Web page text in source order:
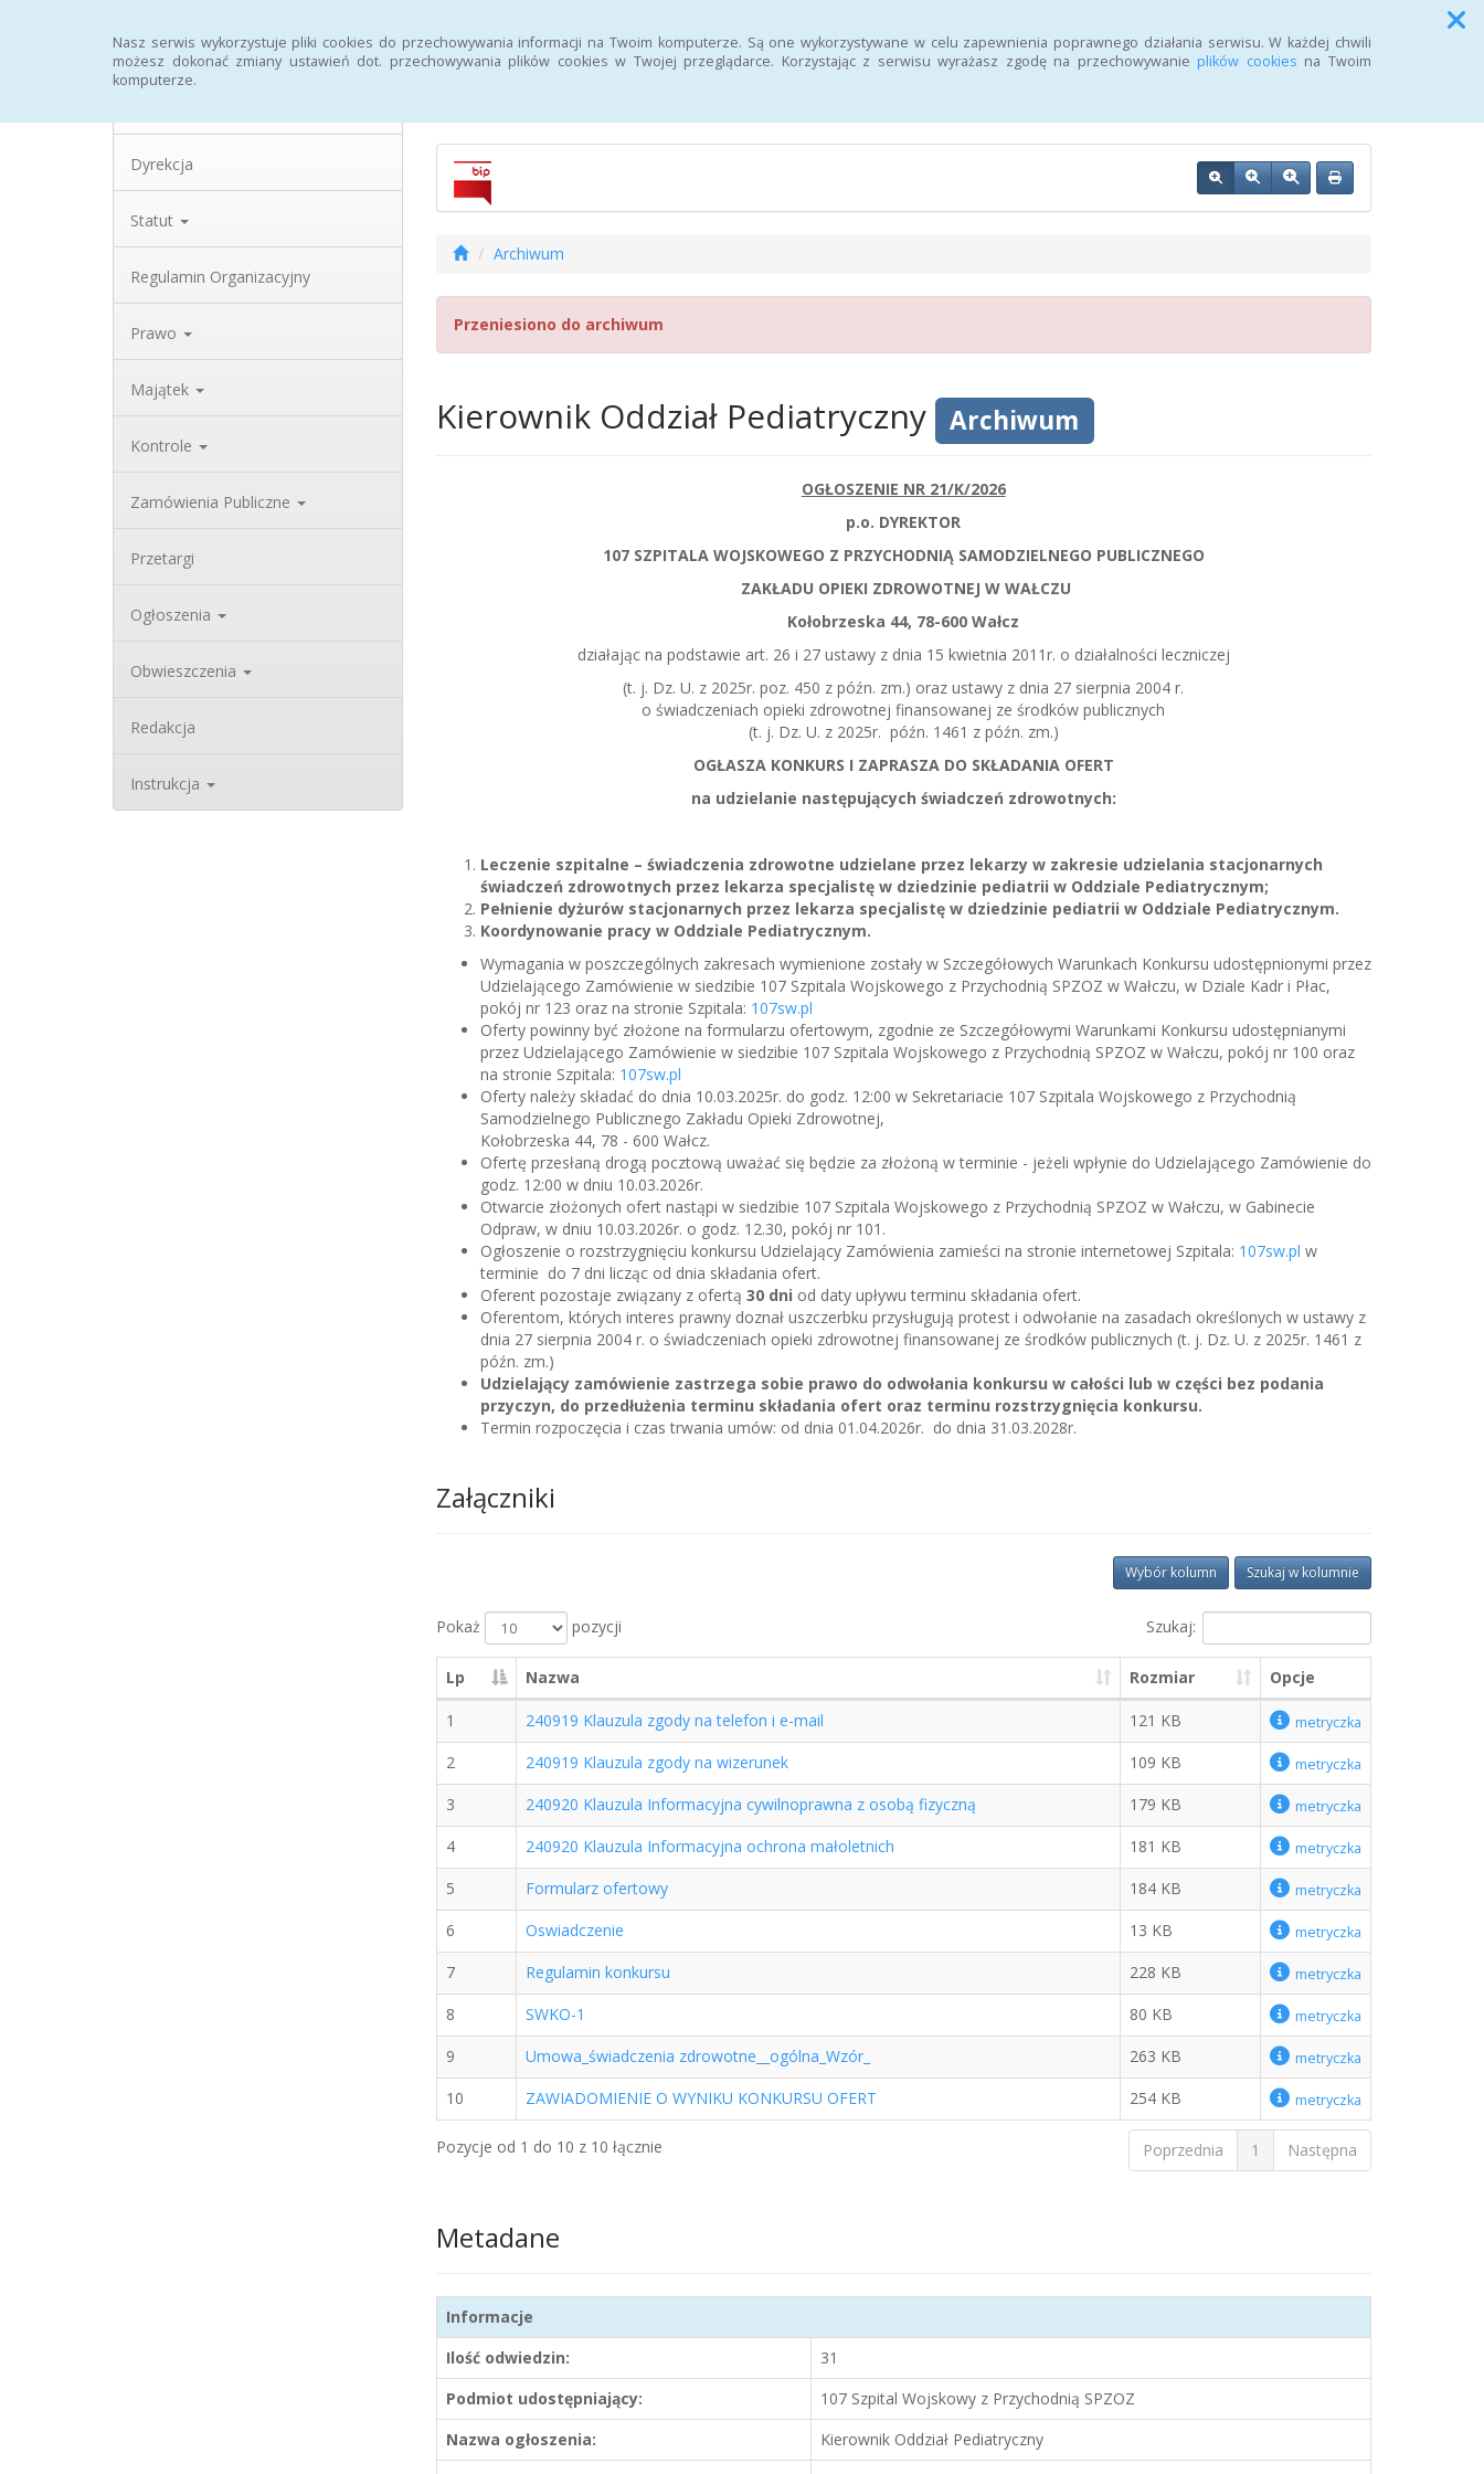
Nasz serwis wykorzystuje pliki cookies do przechowywania informacji na Twoim komputerze. Są one wykorzystywane w celu zapewnienia poprawnego działania serwisu. W każdej chwili
możesz dokonać zmiany ustawień dot. przechowywania plików cookies w Twojej przeglądarce. Korzystając z serwisu wyrażasz zgodę na przechowywanie plików cookies na Twoim
komputerze.
Dyrekcja
Statut
Regulamin Organizacyjny
Prawo
Majątek
Kontrole
Zamówienia Publiczne
Przetargi
Ogłoszenia
Obwieszczenia
Redakcja
Instrukcja
Archiwum
Przeniesiono do archiwum
Kierownik Oddział Pediatryczny Archiwum
OGŁOSZENIE NR 21/K/2026
p.o. DYREKTOR
107 SZPITALA WOJSKOWEGO Z PRZYCHODNIĄ SAMODZIELNEGO PUBLICZNEGO
ZAKŁADU OPIEKI ZDROWOTNEJ W WAŁCZU
Kołobrzeska 44, 78-600 Wałcz
działając na podstawie art. 26 i 27 ustawy z dnia 15 kwietnia 2011r. o działalności leczniczej
(t. j. Dz. U. z 2025r. poz. 450 z późn. zm.) oraz ustawy z dnia 27 sierpnia 2004 r.
o świadczeniach opieki zdrowotnej finansowanej ze środków publicznych
(t. j. Dz. U. z 2025r. późn. 1461 z późn. zm.)
OGŁASZA KONKURS I ZAPRASZA DO SKŁADANIA OFERT
na udzielanie następujących świadczeń zdrowotnych:
Leczenie szpitalne – świadczenia zdrowotne udzielane przez lekarzy w zakresie udzielania stacjonarnych
świadczeń zdrowotnych przez lekarza specjalistę w dziedzinie pediatrii w Oddziale Pediatrycznym;
Pełnienie dyżurów stacjonarnych przez lekarza specjalistę w dziedzinie pediatrii w Oddziale Pediatrycznym.
Koordynowanie pracy w Oddziale Pediatrycznym.
Wymagania w poszczególnych zakresach wymienione zostały w Szczegółowych Warunkach Konkursu udostępnionymi przez
Udzielającego Zamówienie w siedzibie 107 Szpitala Wojskowego z Przychodnią SPZOZ w Wałczu, w Dziale Kadr i Płac,
pokój nr 123 oraz na stronie Szpitala: 107sw.pl
Oferty powinny być złożone na formularzu ofertowym, zgodnie ze Szczegółowymi Warunkami Konkursu udostępnianymi
przez Udzielającego Zamówienie w siedzibie 107 Szpitala Wojskowego z Przychodnią SPZOZ w Wałczu, pokój nr 100 oraz
na stronie Szpitala: 107sw.pl
Oferty należy składać do dnia 10.03.2025r. do godz. 12:00 w Sekretariacie 107 Szpitala Wojskowego z Przychodnią
Samodzielnego Publicznego Zakładu Opieki Zdrowotnej,
Kołobrzeska 44, 78 - 600 Wałcz.
Ofertę przesłaną drogą pocztową uważać się będzie za złożoną w terminie - jeżeli wpłynie do Udzielającego Zamówienie do
godz. 12:00 w dniu 10.03.2026r.
Otwarcie złożonych ofert nastąpi w siedzibie 107 Szpitala Wojskowego z Przychodnią SPZOZ w Wałczu, w Gabinecie
Odpraw, w dniu 10.03.2026r. o godz. 12.30, pokój nr 101.
Ogłoszenie o rozstrzygnięciu konkursu Udzielający Zamówienia zamieści na stronie internetowej Szpitala: 107sw.pl w
terminie do 7 dni licząc od dnia składania ofert.
Oferent pozostaje związany z ofertą 30 dni od daty upływu terminu składania ofert.
Oferentom, których interes prawny doznał uszczerbku przysługują protest i odwołanie na zasadach określonych w ustawy z
dnia 27 sierpnia 2004 r. o świadczeniach opieki zdrowotnej finansowanej ze środków publicznych (t. j. Dz. U. z 2025r. 1461 z
późn. zm.)
Udzielający zamówienie zastrzega sobie prawo do odwołania konkursu w całości lub w części bez podania
przyczyn, do przedłużenia terminu składania ofert oraz terminu rozstrzygnięcia konkursu.
Termin rozpoczęcia i czas trwania umów: od dnia 01.04.2026r. do dnia 31.03.2028r.
Załączniki
Szukaj w kolumnie
Wybór kolumn
Pokaż pozycji Szukaj:
Lp Nazwa Rozmiar Opcje
1 240919 Klauzula zgody na telefon i e-mail 121 KB metryczka
2 240919 Klauzula zgody na wizerunek 109 KB metryczka
3 240920 Klauzula Informacyjna cywilnoprawna z osobą fizyczną 179 KB metryczka
4 240920 Klauzula Informacyjna ochrona małoletnich 181 KB metryczka
5 Formularz ofertowy 184 KB metryczka
6 Oswiadczenie 13 KB metryczka
7 Regulamin konkursu 228 KB metryczka
8 SWKO-1 80 KB metryczka
9 Umowa_świadczenia zdrowotne__ogólna_Wzór_ 263 KB metryczka
10 ZAWIADOMIENIE O WYNIKU KONKURSU OFERT 254 KB metryczka
Pozycje od 1 do 10 z 10 łącznie Poprzednia 1 Następna
Metadane
Informacje
Ilość odwiedzin:
31
Podmiot udostępniający:
107 Szpital Wojskowy z Przychodnią SPZOZ
Nazwa ogłoszenia:
Kierownik Oddział Pediatryczny